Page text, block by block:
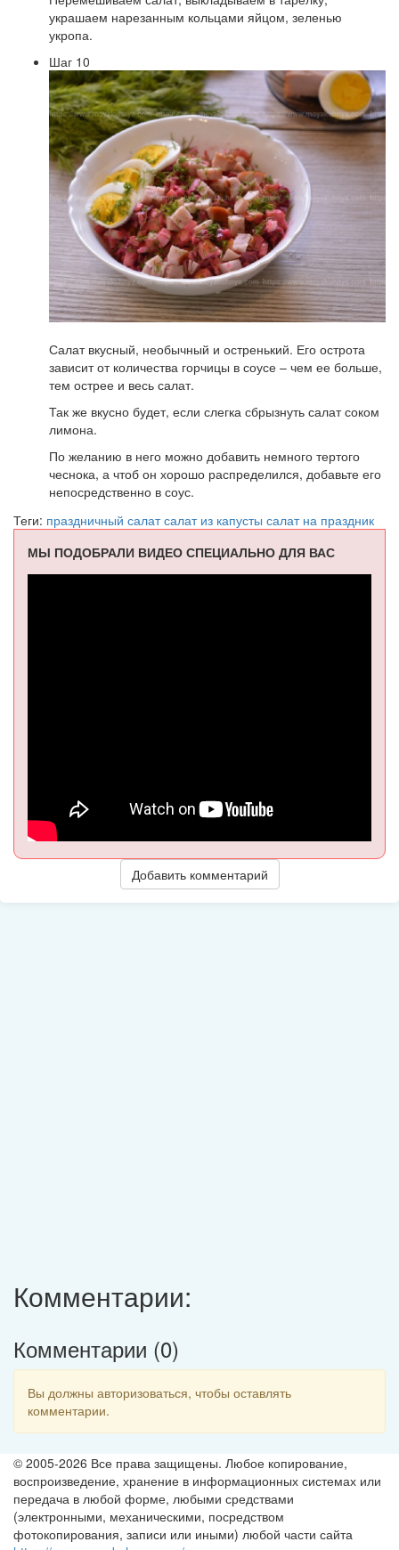
украшаем нарезанным кольцами яйцом, зеленью
укропа.
Шаг 10
Салат вкусный, необычный и остренький. Его острота
зависит от количества горчицы в соусе – чем ее больше,
тем острее и весь салат.
Так же вкусно будет, если слегка сбрызнуть салат соком
лимона.
По желанию в него можно добавить немного тертого
чеснока, а чтоб он хорошо распределился, добавьте его
непосредственно в соус.
Теги: праздничный салатсалат из капусты салат на праздник
МЫ ПОДОБРАЛИ ВИДЕО СПЕЦИАЛЬНО ДЛЯ ВАС
Добавить комментарий
Комментарии:
Комментарии (0)
Вы должны авторизоваться, чтобы оставлять
комментарии.
© 2005-2026 Все права защищены. Любое копирование,
воспроизведение, хранение в информационных системах или
передача в любой форме, любыми средствами
(электронными, механическими, посредством
фотокопирования, записи или иными) любой части сайта